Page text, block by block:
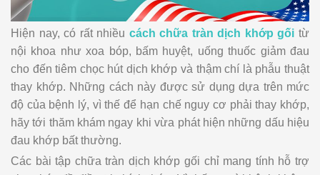
Hiện nay, có rất nhiều cách chữa tràn dịch khớp gối từ
nội khoa như xoa bóp, bấm huyệt, uống thuốc giảm đau
cho đến tiêm chọc hút dịch khớp và thậm chí là phẫu thuật
thay khớp. Những cách này được sử dụng dựa trên mức
độ của bệnh lý, vì thế để hạn chế nguy cơ phải thay khớp,
hãy tới thăm khám ngay khi vừa phát hiện những dấu hiệu
đau khớp bất thường.
Các bài tập chữa tràn dịch khớp gối chỉ mang tính hỗ trợ